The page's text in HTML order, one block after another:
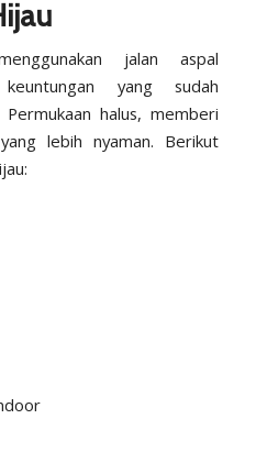
jalan aspal
yang sudah
halus, memberi
lebih nyaman. Berikut